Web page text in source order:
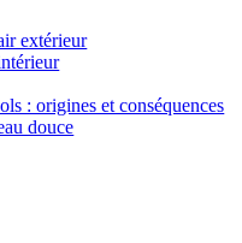
extérieur
: origines et conséquences
douce